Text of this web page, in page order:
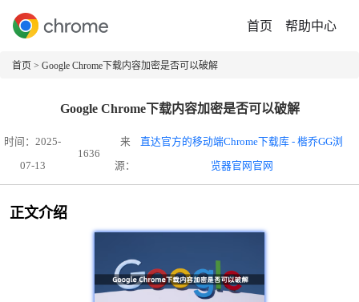
首页 帮助中心
首页 > Google Chrome下载内容加密是否可以破解
Google Chrome下载内容加密是否可以破解
时间：2025-
07-13
1636
来
源：
直达官方的移动端Chrome下载库 - 楷乔GG浏
览器官网官网
正文介绍